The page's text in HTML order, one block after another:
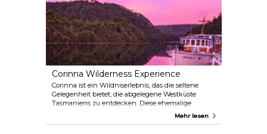
vom Parkplatz entfernt sind.
Corinna Wilderness Experience
Corinna ist ein Wildniserlebnis, das die seltene
Gelegenheit bietet, die abgelegene Westküste
Tasmaniens zu entdecken. Diese ehemalige
Goldgräberstadt ist das südliche Tor zum weltweit
Mehr lesen